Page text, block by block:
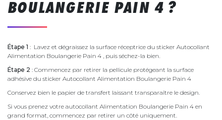
BOULANGERIE PAIN 4 ?
Étape 1 : Lavez et dégraissez la surface réceptrice du sticker Autocollant
Alimentation Boulangerie Pain 4 , puis séchez-la bien.
Étape 2 : Commencez par retirer la pellicule protégeant la surface
adhésive du sticker Autocollant Alimentation Boulangerie Pain 4
Conservez bien le papier de transfert laissant transparaître le design.
Si vous prenez votre autocollant Alimentation Boulangerie Pain 4 en
grand format, commencez par retirer un côté uniquement.